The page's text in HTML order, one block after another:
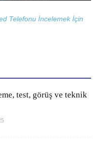
Telefonu İncelemek İçin
test, görüş ve teknik